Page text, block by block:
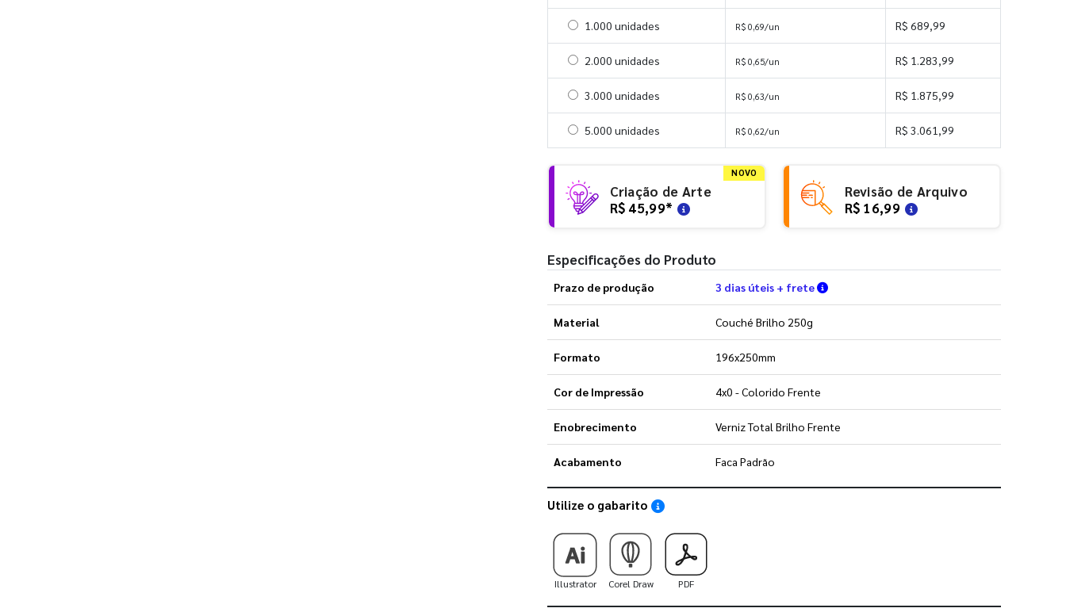
Selecionar 1000 unidades
1.000 unidades R$ 0,69/un R$ 689,99
Selecionar 2000 unidades
2.000 unidades R$ 0,65/un R$ 1.283,99
Selecionar 3000 unidades
3.000 unidades R$ 0,63/un R$ 1.875,99
Selecionar 5000 unidades
5.000 unidades R$ 0,62/un R$ 3.061,99
NOVO
Criação de Arte
R$ 45,99*
Revisão de Arquivo
R$ 16,99
Especificações do Produto
Prazo de produção 3 dias úteis + frete Verifique as condições de entrega
Material Couché Brilho 250g
Formato 196x250mm
Cor de Impressão 4x0 - Colorido Frente
Enobrecimento Verniz Total Brilho Frente
Acabamento Faca Padrão
Utilize o gabarito Saiba como utilizar os nossos gabaritos
Illustrator Corel Draw PDF